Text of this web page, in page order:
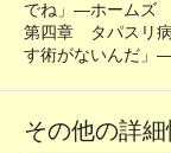
でね」―ホームズ
第四章 タパスリ
す術がないんだ」
その他の詳細